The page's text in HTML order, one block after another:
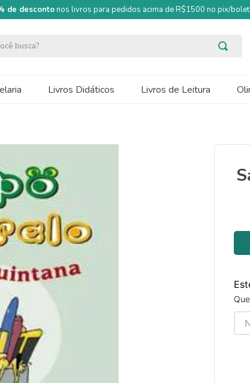
de descontonos livros para pedidos acima de R$1500 no pix/
busca?
Livros Didáticos Livros de Leitura